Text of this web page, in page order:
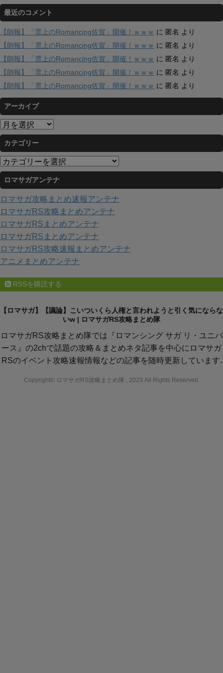
最近のコメント
【朗報】「雲上のRomancing佐賀」開催！ｗｗｗ に 匿名 より
【朗報】「雲上のRomancing佐賀」開催！ｗｗｗ に 匿名 より
【朗報】「雲上のRomancing佐賀」開催！ｗｗｗ に 匿名 より
【朗報】「雲上のRomancing佐賀」開催！ｗｗｗ に 匿名 より
【朗報】「雲上のRomancing佐賀」開催！ｗｗｗ に 匿名 より
アーカイブ
ア
ー
カ
イ
ブ
カテゴリー
カ
テ
ゴ
リ
ー
ロマサガアンテナ
ロマサガ攻略まとめ速報アンテナ
ロマサガRS攻略まとめアンテナ
ロマサガRSまとめアンテナ
ロマサガRSまとめアンテナ
ロマサガRS攻略速報まとめアンテナ
アニメまとめアンテナ
RSSを購読する
【ロマサガ】【議論】こいついくら人権と言われようと引く気にならな
いw | ロマサガRS攻略まとめ隊
ロマサガRS攻略まとめ隊では『ロマンシング サガ リ・ユニバ
ース』の2chで話題の攻略＆まとめネタ記事を中心にロマサガ
RSのイベント攻略速報情報などの記事を随時更新しています.
Copyright© ロマサガRS攻略まとめ隊 , 2023 All Rights Reserved.